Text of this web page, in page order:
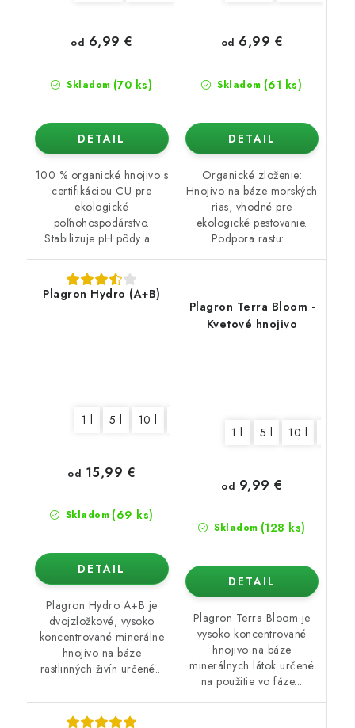
Skladom (70 ks)
od 6,99 €
DETAIL
100 % organické hnojivo s
certifikáciou CU pre
ekologické
poľnohospodárstvo.
Stabilizuje pH pôdy a...
Skladom (61 ks)
od 6,99 €
DETAIL
Organické zloženie:
Hnojivo na báze morských
rias, vhodné pre
ekologické pestovanie.
Podpora rastu:...
Plagron Hydro (A+B)
1 l 5 l 10 l
Skladom (69 ks)
od 15,99 €
DETAIL
Plagron Hydro A+B je
dvojzložkové, vysoko
koncentrované minerálne
hnojivo na báze
rastlinných živín určené...
Plagron Terra Bloom -
Kvetové hnojivo
1 l 5 l 10 l
Skladom (128 ks)
od 9,99 €
DETAIL
Plagron Terra Bloom je
vysoko koncentrované
hnojivo na báze
minerálnych látok určené
na použitie vo fáze...